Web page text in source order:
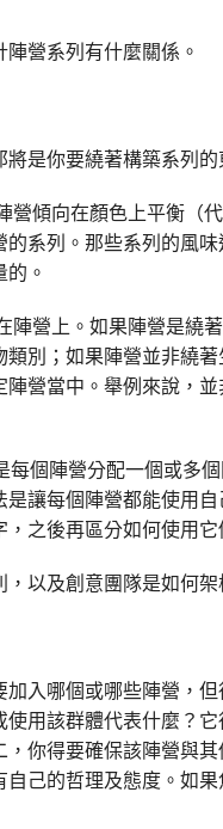
營系列有什麼關係。
是你要繞著構築系列的
營傾向在顏色上平衡（
系列。那些系列的風
。
陣營上。如果陣營是繞
別；如果陣營並非繞
營當中。舉例來說，
每個陣營分配一個或多
讓每個陣營都能使用
之後再區分如何使用它
以及創意團隊是如何架
入哪個或哪些陣營，
用該群體代表什麼？
你得要確保該陣營與
己的哲理及態度。如